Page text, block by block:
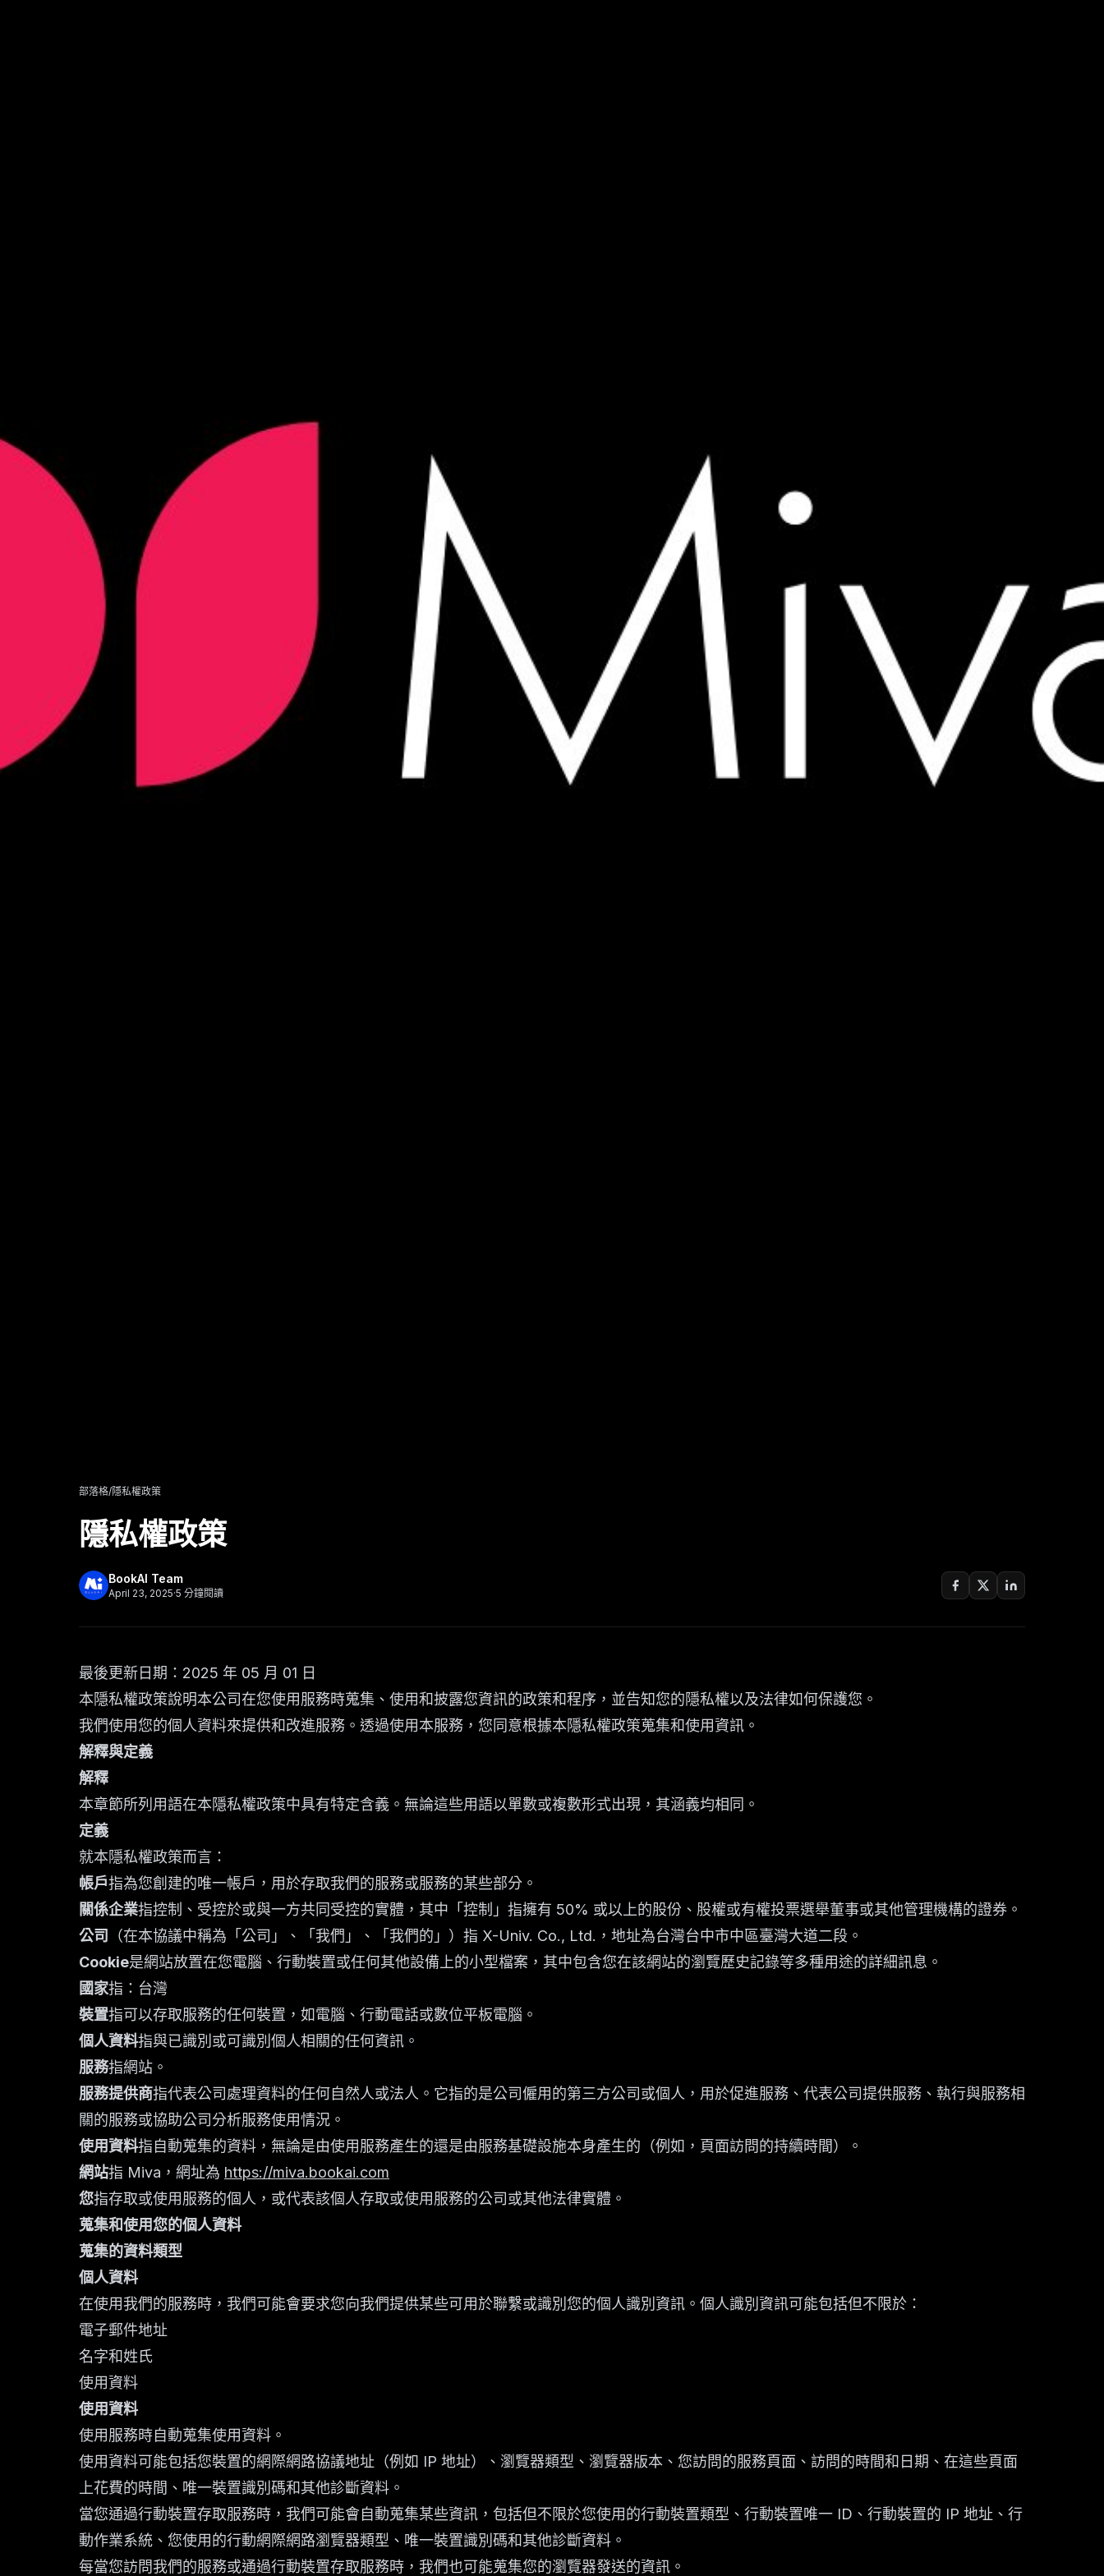
部落格/隱私權政策
隱私權政策
BookAI Team
April 23, 2025·5 分鐘閱讀
最後更新日期：2025 年 05 月 01 日
本隱私權政策說明本公司在您使用服務時蒐集、使用和披露您資訊的政策和程序，並告知您的隱私權以及法律如何保護您。
我們使用您的個人資料來提供和改進服務。透過使用本服務，您同意根據本隱私權政策蒐集和使用資訊。
解釋與定義
解釋
本章節所列用語在本隱私權政策中具有特定含義。無論這些用語以單數或複數形式出現，其涵義均相同。
定義
就本隱私權政策而言：
帳戶指為您創建的唯一帳戶，用於存取我們的服務或服務的某些部分。
關係企業指控制、受控於或與一方共同受控的實體，其中「控制」指擁有 50% 或以上的股份、股權或有權投票選舉董事或其他管理機構的證券。
公司
（在本協議中稱為「公司」、「我們」、「我們的」）指 X-Univ. Co., Ltd.，地址為台灣台中市中區臺灣大道二段。
Cookie是網站放置在您電腦、行動裝置或任何其他設備上的小型檔案，其中包含您在該網站的瀏覽歷史記錄等多種用途的詳細訊息。
國家指：台灣
裝置指可以存取服務的任何裝置，如電腦、行動電話或數位平板電腦。
個人資料指與已識別或可識別個人相關的任何資訊。
服務指網站。
服務提供商指代表公司處理資料的任何自然人或法人。它指的是公司僱用的第三方公司或個人，用於促進服務、代表公司提供服務、執行與服務相
關的服務或協助公司分析服務使用情況。
使用資料指自動蒐集的資料，無論是由使用服務產生的還是由服務基礎設施本身產生的（例如，頁面訪問的持續時間）。
網站指 Miva，網址為 https://miva.bookai.com
您指存取或使用服務的個人，或代表該個人存取或使用服務的公司或其他法律實體。
蒐集和使用您的個人資料
蒐集的資料類型
個人資料
在使用我們的服務時，我們可能會要求您向我們提供某些可用於聯繫或識別您的個人識別資訊。個人識別資訊可能包括但不限於：
電子郵件地址
名字和姓氏
使用資料
使用資料
使用服務時自動蒐集使用資料。
使用資料可能包括您裝置的網際網路協議地址（例如 IP 地址）、瀏覽器類型、瀏覽器版本、您訪問的服務頁面、訪問的時間和日期、在這些頁面
上花費的時間、唯一裝置識別碼和其他診斷資料。
當您通過行動裝置存取服務時，我們可能會自動蒐集某些資訊，包括但不限於您使用的行動裝置類型、行動裝置唯一 ID、行動裝置的 IP 地址、行
動作業系統、您使用的行動網際網路瀏覽器類型、唯一裝置識別碼和其他診斷資料。
每當您訪問我們的服務或通過行動裝置存取服務時，我們也可能蒐集您的瀏覽器發送的資訊。